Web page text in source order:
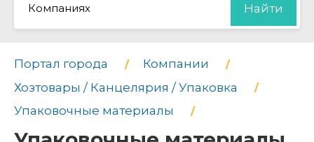
Компаниях Найти
Портал города
Компании
Хозтовары / Канцелярия / Упаковка
Упаковочные материалы